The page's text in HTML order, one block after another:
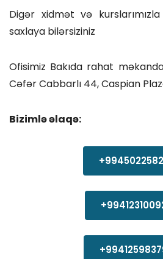
Digər xidmət və
saxlaya bilərsiziniz
Ofisimiz Bakıda rahat
Cəfər Cabbarlı 44, Caspian
Bizimlə əlaqə: